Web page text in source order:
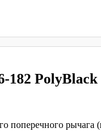
182 PolyBlack
поперечного